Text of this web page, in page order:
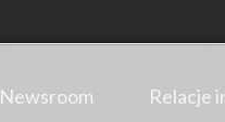
Newsroom Relacje